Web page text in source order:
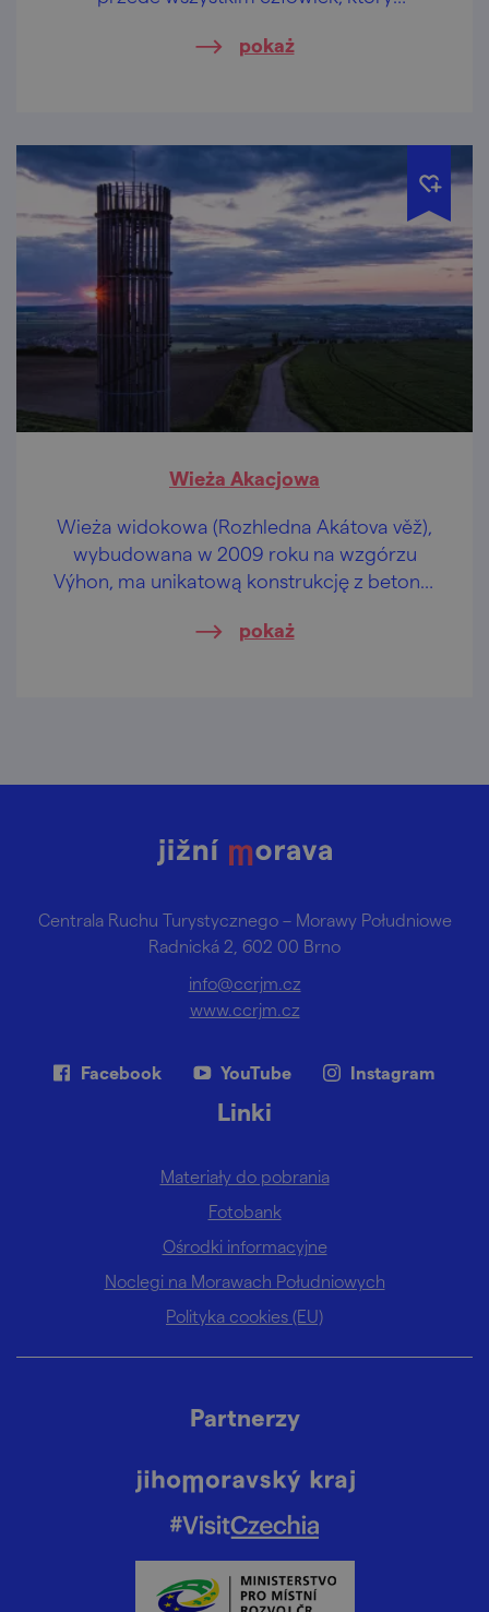
Epopeję słowiańską.
pokaż
Wieża Akacjowa
Wieża widokowa (Rozhledna Akátova věž),
wybudowana w 2009 roku na wzgórzu
Výhon, ma unikatową konstrukcję z betonu,
inaczej.
pokaż
Centrala Ruchu Turystycznego – Morawy Południowe
Radnická 2, 602 00 Brno
info@ccrjm.cz
www.ccrjm.cz
Facebook YouTube Instagram
Linki
Materiały do pobrania
Fotobank
Ośrodki informacyjne
Noclegi na Morawach Południowych
Polityka cookies (EU)
Partnerzy